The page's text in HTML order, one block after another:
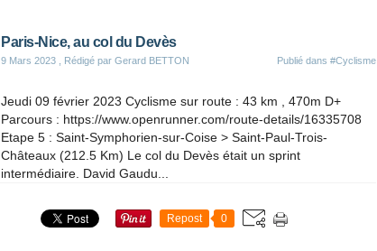
Paris-Nice, au col du Devès
9 Mars 2023 , Rédigé par Gerard BETTON Publié dans #Cyclisme
Jeudi 09 février 2023 Cyclisme sur route : 43 km , 470m D+
Parcours : https://www.openrunner.com/route-details/16335708
Etape 5 : Saint-Symphorien-sur-Coise > Saint-Paul-Trois-
Châteaux (212.5 Km) Le col du Devès était un sprint
intermédiaire. David Gaudu...
Repost 0